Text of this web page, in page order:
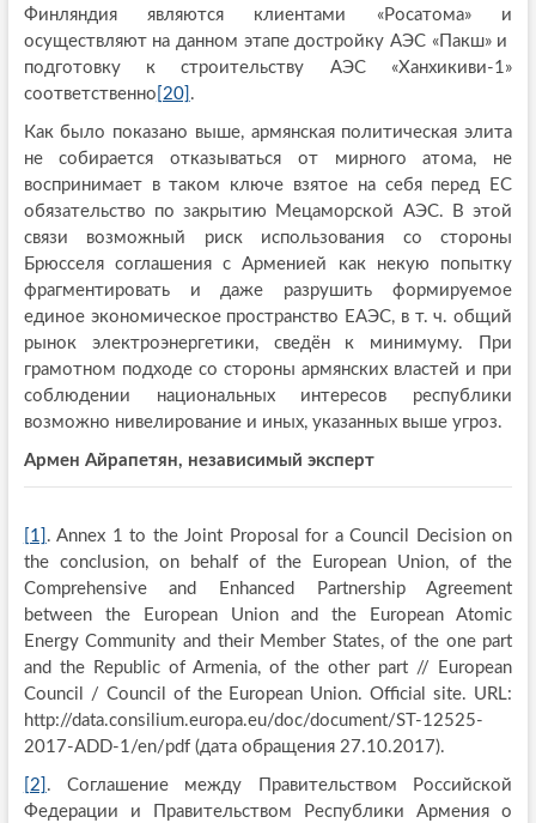
Финляндия являются клиентами «Росатома» и
осуществляют на данном этапе достройку АЭС «Пакш» и
подготовку к строительству АЭС «Ханхикиви-1»
соответственно [20] .
Как было показано выше, армянская политическая элита
не собирается отказываться от мирного атома, не
воспринимает в таком ключе взятое на себя перед ЕС
обязательство по закрытию Мецаморской АЭС. В этой
связи возможный риск использования со стороны
Брюсселя соглашения с Арменией как некую попытку
фрагментировать и даже разрушить формируемое
единое экономическое пространство ЕАЭС, в т. ч. общий
рынок электроэнергетики, сведён к минимуму. При
грамотном подходе со стороны армянских властей и при
соблюдении национальных интересов республики
возможно нивелирование и иных, указанных выше угроз.
Армен Айрапетян, независимый эксперт
[1] . Annex 1 to the Joint Proposal for a Council Decision on
the conclusion, on behalf of the European Union, of the
Comprehensive and Enhanced Partnership Agreement
between the European Union and the European Atomic
Energy Community and their Member States, of the one part
and the Republic of Armenia, of the other part // European
Council / Council of the European Union. Official site. URL:
http://data.consilium.europa.eu/doc/document/ST-12525-
2017-ADD-1/en/pdf (дата обращения 27.10.2017).
[2] . Соглашение между Правительством Российской
Федерации и Правительством Республики Армения о